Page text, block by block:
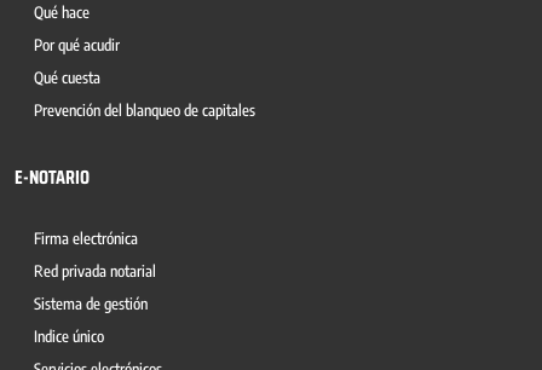
Qué hace
Por qué acudir
Qué cuesta
Prevención del blanqueo de capitales
E-NOTARIO
Firma electrónica
Red privada notarial
Sistema de gestión
Indice único